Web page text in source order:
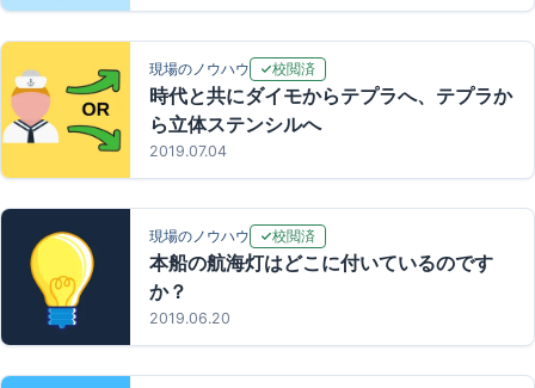
現場のノウハウ 校閲済
時代と共にダイモからテプラへ、テプラか
ら立体ステンシルへ
2019.07.04
現場のノウハウ 校閲済
本船の航海灯はどこに付いているのです
か？
2019.06.20